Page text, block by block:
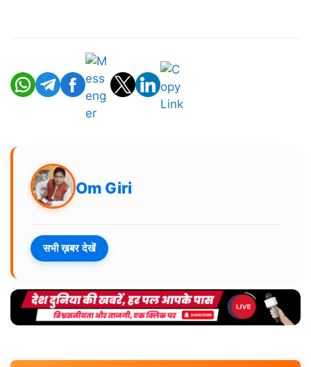
Om Giri
सभी ख़बर देखें